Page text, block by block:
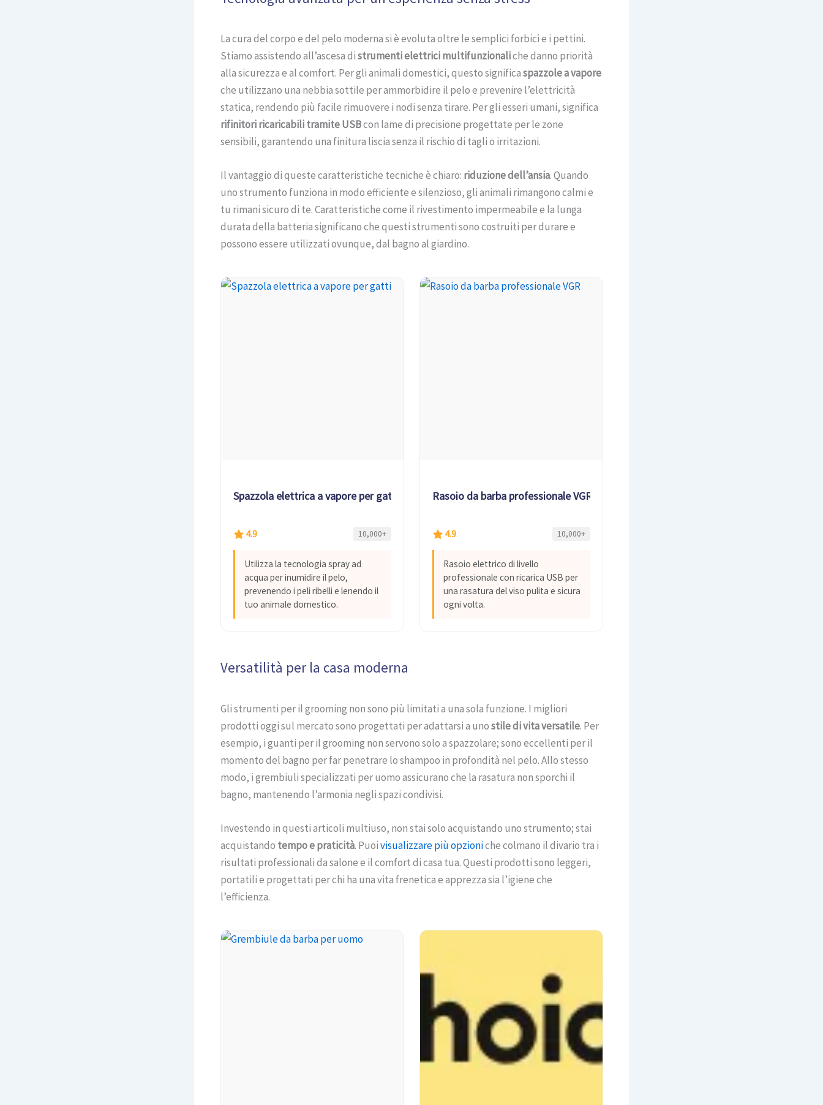
La cura del corpo e del pelo moderna si è evoluta oltre le semplici forbici e i pettini.
Stiamo assistendo all’ascesa distrumenti elettrici multifunzionaliche danno priorità
alla sicurezza e al comfort. Per gli animali domestici, questo significaspazzole a vapore
che utilizzano una nebbia sottile per ammorbidire il pelo e prevenire l’elettricità
statica, rendendo più facile rimuovere i nodi senza tirare. Per gli esseri umani, significa
rifinitori ricaricabili tramite USBcon lame di precisione progettate per le zone
sensibili, garantendo una finitura liscia senza il rischio di tagli o irritazioni.
Il vantaggio di queste caratteristiche tecniche è chiaro: riduzione dell’ansia. Quando
uno strumento funziona in modo efficiente e silenzioso, gli animali rimangono calmi e
tu rimani sicuro di te. Caratteristiche come il rivestimento impermeabile e la lunga
durata della batteria significano che questi strumenti sono costruiti per durare e
possono essere utilizzati ovunque, dal bagno al giardino.
Spazzola elettrica a vapore per gatti
4.9 10,000+
Utilizza la tecnologia spray ad
acqua per inumidire il pelo,
prevenendo i peli ribelli e lenendo il
tuo animale domestico.
Rasoio da barba professionale VGR
4.9 10,000+
Rasoio elettrico di livello
professionale con ricarica USB per
una rasatura del viso pulita e sicura
ogni volta.
Versatilità per la casa moderna
Gli strumenti per il grooming non sono più limitati a una sola funzione. I migliori
prodotti oggi sul mercato sono progettati per adattarsi a unostile di vita versatile. Per
esempio, i guanti per il grooming non servono solo a spazzolare; sono eccellenti per il
momento del bagno per far penetrare lo shampoo in profondità nel pelo. Allo stesso
modo, i grembiuli specializzati per uomo assicurano che la rasatura non sporchi il
bagno, mantenendo l’armonia negli spazi condivisi.
Investendo in questi articoli multiuso, non stai solo acquistando uno strumento; stai
acquistando tempo e praticità. Puoivisualizzare più opzioniche colmano il divario tra i
risultati professionali da salone e il comfort di casa tua. Questi prodotti sono leggeri,
portatili e progettati per chi ha una vita frenetica e apprezza sia l’igiene che
l’efficienza.